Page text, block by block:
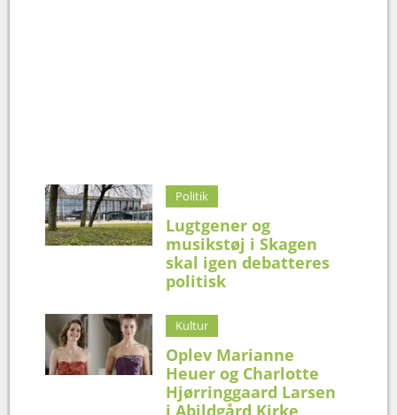
Politik
Lugtgener og
musikstøj i Skagen
skal igen debatteres
politisk
Kultur
Oplev Marianne
Heuer og Charlotte
Hjørringgaard Larsen
i Abildgård Kirke